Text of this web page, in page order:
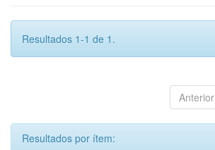
Resultados 1-1 de 1.
Anterior
Resultados por ítem: